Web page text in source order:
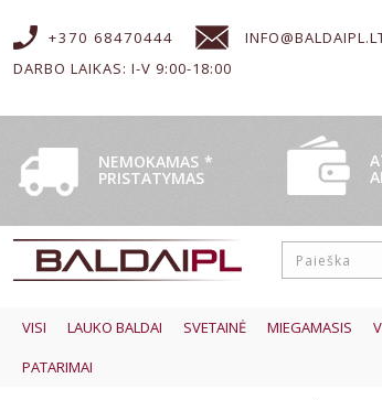
+370 68470444
DARBO LAIKAS: I-V 9:00-18:00
NEMOKAMAS
PRISTATYMAS
*
VISI LAUKO BALDAI SVETAINĖ MIEGAMASIS
PATARIMAI